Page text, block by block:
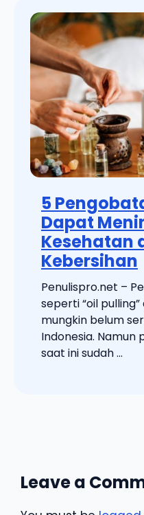
5
Dapat
Kesehatan
Kebersihan
Penulispro.net –
seperti “oil
mungkin belum
Indonesia.
saat ini sudah ...
Leave a